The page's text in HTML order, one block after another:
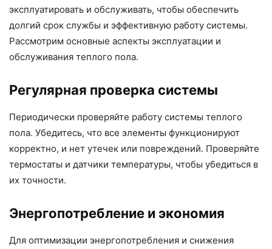
эксплуатировать и обслуживать, чтобы обеспечить
долгий срок службы и эффективную работу системы.
Рассмотрим основные аспекты эксплуатации и
обслуживания теплого пола.
Регулярная проверка системы
Периодически проверяйте работу системы теплого
пола. Убедитесь, что все элементы функционируют
корректно, и нет утечек или повреждений. Проверяйте
термостаты и датчики температуры, чтобы убедиться в
их точности.
Энергопотребление и экономия
Для оптимизации энергопотребления и снижения